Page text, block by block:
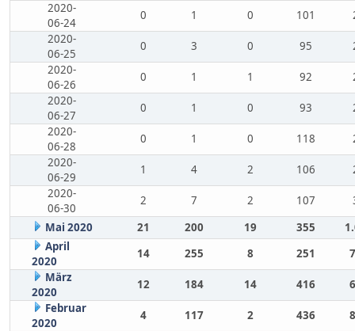
2020-
06-24
0 1 0 101
2020-
06-25
0 3 0 95
2020-
06-26
0 1 1 92
2020-
06-27
0 1 0 93
2020-
06-28
0 1 0 118
2020-
06-29
1 4 2 106
2020-
06-30
2 7 2 107
Mai 2020
21 200 19 355
April
2020
14 255 8 251
März
2020
12 184 14 416
Februar
2020
4 117 2 436